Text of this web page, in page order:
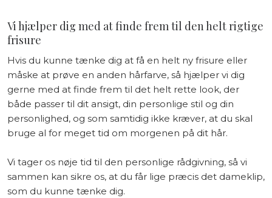
Vi hjælper dig med at finde frem til den helt rigtige
frisure
Hvis du kunne tænke dig at få en helt ny frisure eller
måske at prøve en anden hårfarve, så hjælper vi dig
gerne med at finde frem til det helt rette look, der
både passer til dit ansigt, din personlige stil og din
personlighed, og som samtidig ikke kræver, at du skal
bruge al for meget tid om morgenen på dit hår.
Vi tager os nøje tid til den personlige rådgivning, så vi
sammen kan sikre os, at du får lige præcis det dameklip,
som du kunne tænke dig.